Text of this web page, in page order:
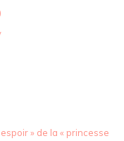
» de la « princesse